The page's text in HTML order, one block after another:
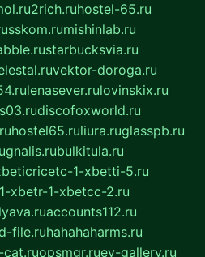
2rich.ruhostel-65.ru
mishinlab.ru
starbucksvia.ru
vektor-doroga.ru
lenasever.rulovinskix.ru
discofoxworld.ru
hostel65.ruliura.ruglasspb.ru
gnalis.rubulkitula.ru
1-xbetti-5.ru
xbetr-1-xbetcc-2.ru
accounts112.ru
file.ruhahahaharms.ru
cat.ruopsmgr.ruev-gallery.ru